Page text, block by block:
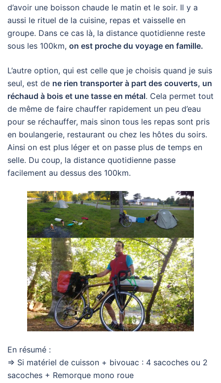
d’avoir une boisson chaude le matin et le soir. Il y a
aussi le rituel de la cuisine, repas et vaisselle en
groupe. Dans ce cas là, la distance quotidienne reste
sous les 100km, on est proche du voyage en famille.
L’autre option, qui est celle que je choisis quand je suis
seul, est de ne rien transporter à part des couverts, un
réchaud à bois et une tasse en métal. Cela permet tout
de même de faire chauffer rapidement un peu d’eau
pour se réchauffer, mais sinon tous les repas sont pris
en boulangerie, restaurant ou chez les hôtes du soirs.
Ainsi on est plus léger et on passe plus de temps en
selle. Du coup, la distance quotidienne passe
facilement au dessus des 100km.
En résumé :
⇒ Si matériel de cuisson + bivouac : 4 sacoches ou 2
sacoches + Remorque mono roue